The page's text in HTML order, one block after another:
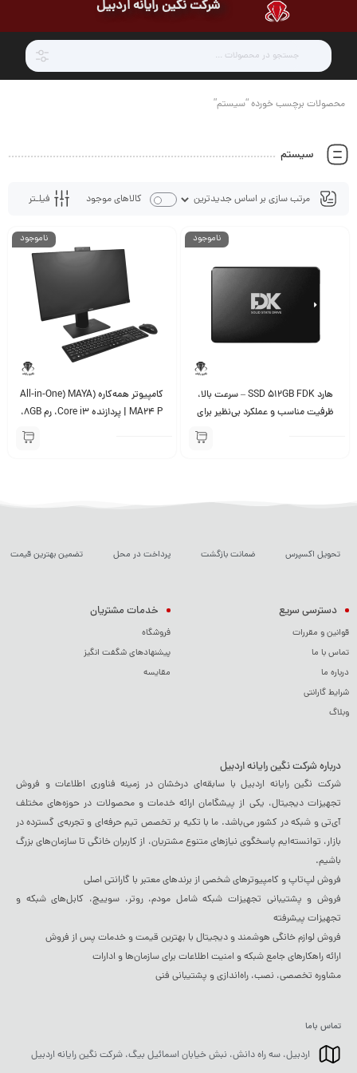
شرکت نگین رایانه اردبیل
محصولات برچسب خورده “سیستم”
سیستم
فیلـتر کالاهای موجود
ناموجود
هارد SSD 512GB FDK – سرعت بالا،
ظرفیت مناسب و عملکرد بی‌نظیر برای
ناموجود
کامپیوتر همه‌کاره (All-in-One) MAYA
MA24 P | پردازنده Core i3، رم 8GB،
حافظه 512GB SSD، نمایشگر 23.8
تحویل اکسپرس ضمانت بازگشت پرداخت در محل تضمین بهترین قیمت
دسترسی سریع
قوانین و مقررات
تماس با ما
درباره ما
شرایط گارانتی
وبلاگ
خدمات مشتریان
فروشگاه
پیشنهادهای شگفت انگیز
مقایسه
درباره شرکت نگین رایانه اردبیل
شرکت نگین رایانه اردبیل با سابقه‌ای درخشان در زمینه فناوری اطلاعات و فروش
تجهیزات دیجیتال، یکی از پیشگامان ارائه خدمات و محصولات در حوزه‌های مختلف
آی‌تی و شبکه در کشور می‌باشد. ما با تکیه بر تخصص تیم حرفه‌ای و تجربه‌ی گسترده در
بازار، توانسته‌ایم پاسخگوی نیازهای متنوع مشتریان، از کاربران خانگی تا سازمان‌های بزرگ
باشیم.
فروش لپ‌تاپ و کامپیوترهای شخصی از برندهای معتبر با گارانتی اصلی
فروش و پشتیبانی تجهیزات شبکه شامل مودم، روتر، سوییچ، کابل‌های شبکه و
تجهیزات پیشرفته
فروش لوازم خانگی هوشمند و دیجیتال با بهترین قیمت و خدمات پس از فروش
ارائه راهکارهای جامع شبکه و امنیت اطلاعات برای سازمان‌ها و ادارات
مشاوره تخصصی، نصب، راه‌اندازی و پشتیبانی فنی
تماس باما
اردبیل، سه راه دانش، نبش خیابان اسمائیل بیگ، شرکت نگین رایانه اردبیل